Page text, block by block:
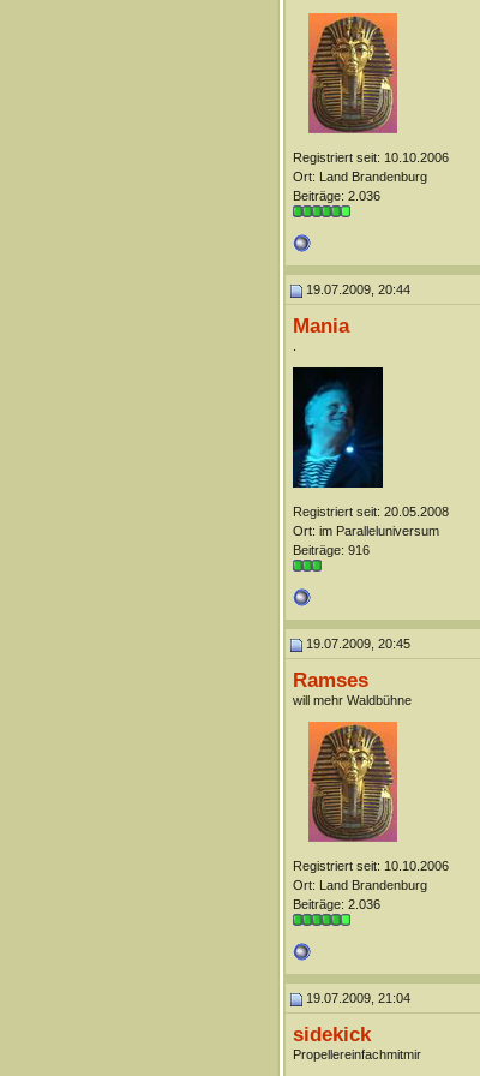
Registriert seit: 10.10.2006
Ort: Land Brandenburg
Beiträge: 2.036
19.07.2009, 20:44
Mania
Registriert seit: 20.05.2008
Ort: im Paralleluniversum
Beiträge: 916
19.07.2009, 20:45
Ramses
will mehr Waldbühne
Registriert seit: 10.10.2006
Ort: Land Brandenburg
Beiträge: 2.036
19.07.2009, 21:04
sidekick
Propellereinfachmitmir